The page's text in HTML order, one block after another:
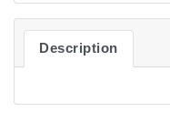
Description